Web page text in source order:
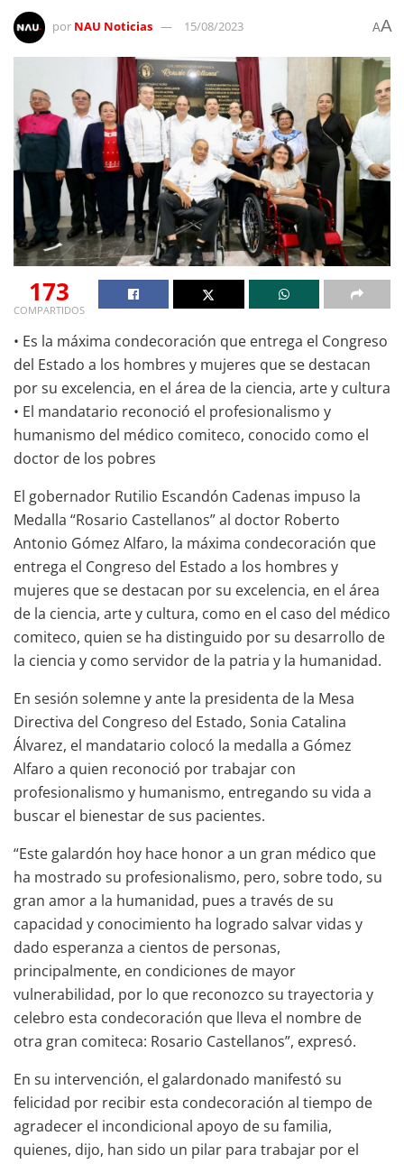
por NAU Noticias 15/08/2023 AA
173
COMPARTIDOS
• Es la máxima condecoración que entrega el Congreso
del Estado a los hombres y mujeres que se destacan
por su excelencia, en el área de la ciencia, arte y cultura
• El mandatario reconoció el profesionalismo y
humanismo del médico comiteco, conocido como el
doctor de los pobres
El gobernador Rutilio Escandón Cadenas impuso la
Medalla “Rosario Castellanos” al doctor Roberto
Antonio Gómez Alfaro, la máxima condecoración que
entrega el Congreso del Estado a los hombres y
mujeres que se destacan por su excelencia, en el área
de la ciencia, arte y cultura, como en el caso del médico
comiteco, quien se ha distinguido por su desarrollo de
la ciencia y como servidor de la patria y la humanidad.
En sesión solemne y ante la presidenta de la Mesa
Directiva del Congreso del Estado, Sonia Catalina
Álvarez, el mandatario colocó la medalla a Gómez
Alfaro a quien reconoció por trabajar con
profesionalismo y humanismo, entregando su vida a
buscar el bienestar de sus pacientes.
“Este galardón hoy hace honor a un gran médico que
ha mostrado su profesionalismo, pero, sobre todo, su
gran amor a la humanidad, pues a través de su
capacidad y conocimiento ha logrado salvar vidas y
dado esperanza a cientos de personas,
principalmente, en condiciones de mayor
vulnerabilidad, por lo que reconozco su trayectoria y
celebro esta condecoración que lleva el nombre de
otra gran comiteca: Rosario Castellanos”, expresó.
En su intervención, el galardonado manifestó su
felicidad por recibir esta condecoración al tiempo de
agradecer el incondicional apoyo de su familia,
quienes, dijo, han sido un pilar para trabajar por el